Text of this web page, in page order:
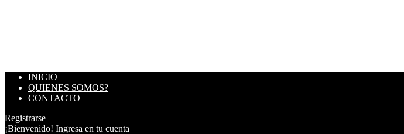
INICIO
QUIENES SOMOS?
CONTACTO
Registrarse
¡Bienvenido! Ingresa en tu cuenta